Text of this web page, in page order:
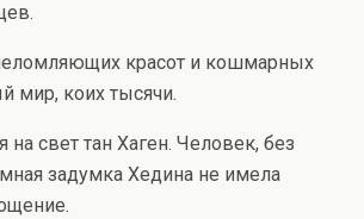
красот и кошмарных
мир, коих тысячи.
на свет тан Хаген. Человек, без
задумка Хедина не имела